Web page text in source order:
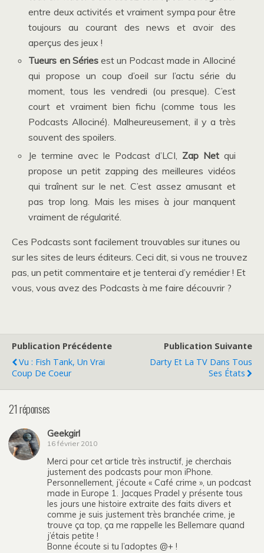
entre deux activités et vraiment sympa pour être
toujours au courant des news et avoir des
aperçus des jeux !
Tueurs en Sériesest un Podcast made in Allociné
qui propose un coup d’oeil sur l’actu série du
moment, tous les vendredi (ou presque). C’est
court et vraiment bien fichu (comme tous les
Podcasts Allociné). Malheureusement, il y a très
souvent des spoilers.
Je termine avec le Podcast d’LCI, Zap Netqui
propose un petit zapping des meilleures vidéos
qui traînent sur le net. C’est assez amusant et
pas trop long. Mais les mises à jour manquent
vraiment de régularité.
Ces Podcasts sont facilement trouvables sur itunes ou
sur les sites de leurs éditeurs. Ceci dit, si vous ne trouvez
pas, un petit commentaire et je tenterai d’y remédier ! Et
vous, vous avez des Podcasts à me faire découvrir ?
Publication Précédente
Vu : Fish Tank, Un Vrai
Coup De Coeur
Publication Suivante
Darty Et La TV Dans Tous
Ses États
21 réponses
Geekgirl
16 février 2010
Merci pour cet article très instructif, je cherchais
justement des podcasts pour mon iPhone.
Personnellement, j’écoute « Café crime », un podcast
made in Europe 1. Jacques Pradel y présente tous
les jours une histoire extraite des faits divers et
comme je suis justement très branchée crime, je
trouve ça top, ça me rappelle les Bellemare quand
j’étais petite !
Bonne écoute si tu l’adoptes @+ !